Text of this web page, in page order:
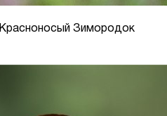
Красноносый Зимородок